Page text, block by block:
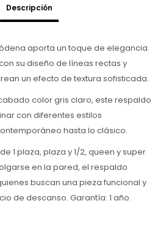
Descripción
aporta un toque de elegancia
su diseño de líneas rectas y
un efecto de textura sofisticada.
color gris claro, este respaldo
con diferentes estilos
hasta lo clásico.
1 plaza, plaza y 1/2, queen y super
en la pared, el respaldo
buscan una pieza funcional y
de descanso. Garantía: 1 año.